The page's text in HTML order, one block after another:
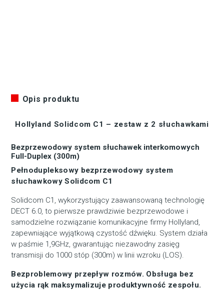
Opis produktu
Hollyland Solidcom C1 – zestaw z 2 słuchawkami
Bezprzewodowy system słuchawek interkomowych
Full-Duplex (300m)
Pełnodupleksowy bezprzewodowy system
słuchawkowy Solidcom C1
Solidcom C1, wykorzystujący zaawansowaną technologię
DECT 6.0, to pierwsze prawdziwie bezprzewodowe i
samodzielne rozwiązanie komunikacyjne firmy Hollyland,
zapewniające wyjątkową czystość dźwięku. System działa
w paśmie 1,9GHz, gwarantując niezawodny zasięg
transmisji do 1000 stóp (300m) w linii wzroku (LOS).
Bezproblemowy przepływ rozmów. Obsługa bez
użycia rąk maksymalizuje produktywność zespołu.